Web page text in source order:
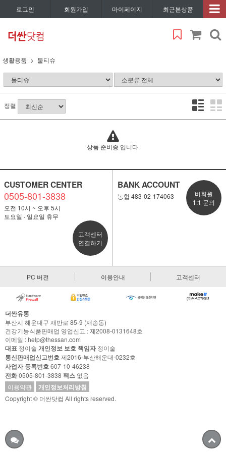
로그인 회원가입 마이페이지 최근본상품
생활용품 물티슈
정렬
상품 준비중 입니다.
CUSTOMER CENTER
0505-801-3838
오전 10시 ~ 오후 5시
토요일 · 일요일 휴무
고객센터
연결하기
BANK ACCOUNT
농협 483-02-174063
비회원
1:1 문의
PC 버전 이용안내 고객센터
더싼유통
부산시 해운대구 재반로 85-9 (재송동)
건강기능식품판매업 영업신고 : 제2008-0131648호
이메일 : help@thessan.com
대표 정이술 개인정보 보호 책임자정이술
통신판매업신고번호제2016-부산해운대-0232호
사업자 등록번호607-10-46238
전화0505-801-3838 팩스 없음
이용약관
개인정보처리방침
Copyright © 더싼닷컴 All rights reserved.